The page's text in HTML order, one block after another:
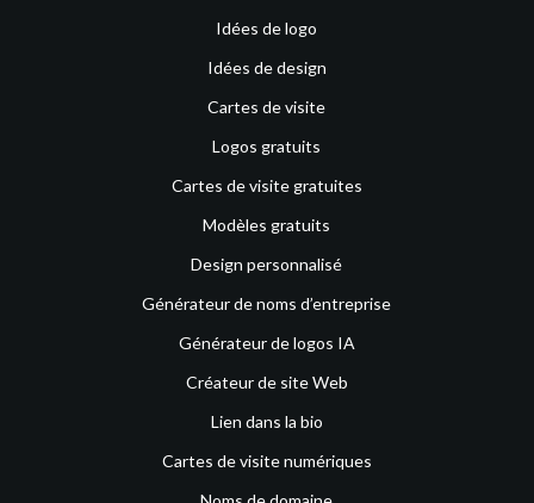
Idées de logo
Idées de design
Cartes de visite
Logos gratuits
Cartes de visite gratuites
Modèles gratuits
Design personnalisé
Générateur de noms d’entreprise
Générateur de logos IA
Créateur de site Web
Lien dans la bio
Cartes de visite numériques